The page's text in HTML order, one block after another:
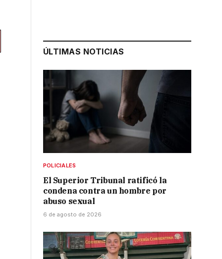
ÚLTIMAS NOTICIAS
POLICIALES
El Superior Tribunal ratificó la
condena contra un hombre por
abuso sexual
6 de agosto de 2026